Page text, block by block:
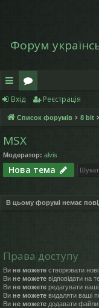
Форум
в
и
дк
и
й
д
п
о
ру
м
и
Вхід Реєстрація
Список форумів 8 bit
MSX
Модератор: alvis
Нова тема
В цьому форумі немає
Права доступу
Ви не можете створювати
Ви не можете відповідати на
Ви не можете редагувати
Ви не можете видаляти ваші
Ви не можете додавати